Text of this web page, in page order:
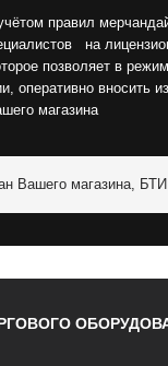
правил
на
позволяет в
оперативно вносить
магазина
Вашего магазина,